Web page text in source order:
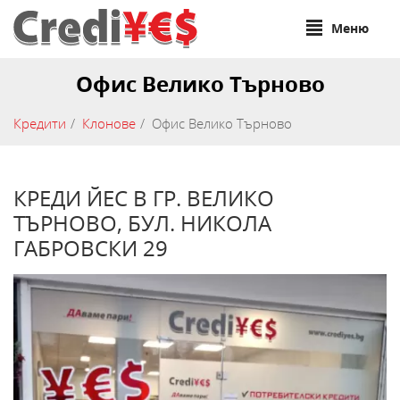
Меню
Офис Велико Търново
Кредити Клонове Офис Велико Търново
КРЕДИ ЙЕС В ГР. ВЕЛИКО
ТЪРНОВО, БУЛ. НИКОЛА
ГАБРОВСКИ 29